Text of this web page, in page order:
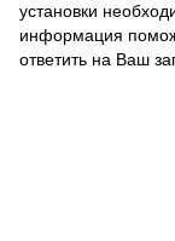
установки
информация
ответить на Ваш